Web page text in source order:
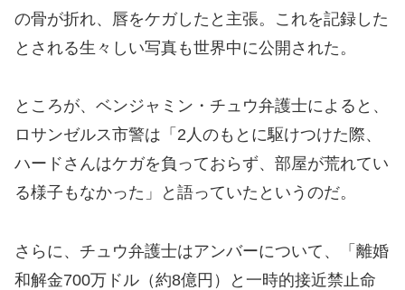
の骨が折れ、唇をケガしたと主張。これを記録した
とされる生々しい写真も世界中に公開された。
ところが、ベンジャミン・チュウ弁護士によると、
ロサンゼルス市警は「2人のもとに駆けつけた際、
ハードさんはケガを負っておらず、部屋が荒れてい
る様子もなかった」と語っていたというのだ。
さらに、チュウ弁護士はアンバーについて、「離婚
和解金700万ドル（約8億円）と一時的接近禁止命